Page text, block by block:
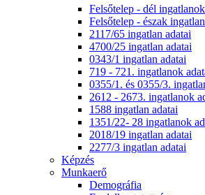
Felsőtelep - dél
Felsőtelep - észak
2117/65 ingatlan adatai
4700/25 ingatlan adatai
0343/1 ingatlan adatai
719 - 721. ingatlanok
0355/1. és 0355/3.
2612 - 2673. ingatlanok
1588 ingatlan adatai
1351/22- 28 ingatlanok
2018/19 ingatlan adatai
2277/3 ingatlan adatai
Képzés
Munkaerő
Demográfia